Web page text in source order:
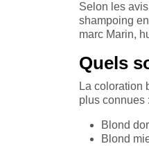
Selon les
shampoing
marc Marin,
Quels
La coloration
plus connues :
Blond
Blond